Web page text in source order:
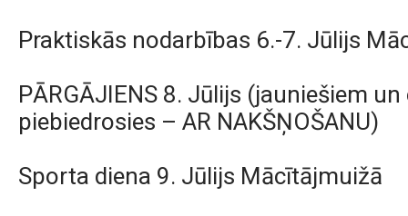
Praktiskās nodarbības 6.-7. Jūlijs
PĀRGĀJIENS 8. Jūlijs (jauniešiem
piebiedrosies – AR NAKŠŅOŠANU)
Sporta diena 9. Jūlijs Mācītājmuižā